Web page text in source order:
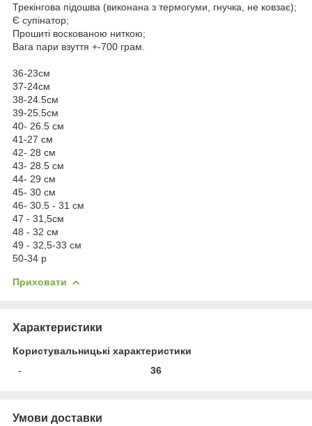
Трекінгова підошва (виконана з термогуми, гнучка, не ковзає);
Є супінатор;
Прошиті воскованою ниткою;
Вага пари взуття +-700 грам.
36-23см
37-24см
38-24.5см
39-25.5см
40- 26.5 см
41-27 см
42- 28 см
43- 28.5 см
44- 29 см
45- 30 см
46- 30.5 - 31 см
47 - 31,5см
48 - 32 см
49 - 32,5-33 см
50-34 р
Приховати
Характеристики
Користувальницькі характеристики
-
36
Умови доставки